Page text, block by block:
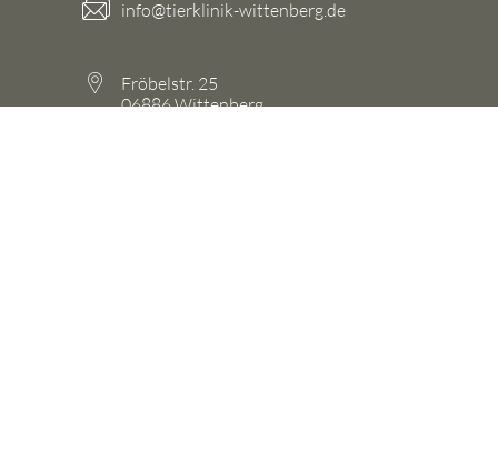
info@tierklinik-wittenberg.de
Fröbelstr. 25
06886 Wittenberg